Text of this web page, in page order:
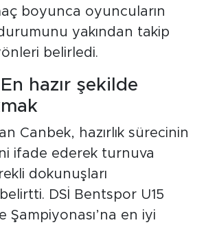
boyunca oyuncuların
yakından takip
belirledi.
hazır şekilde
Canbek, hazırlık sürecinin
ifade ederek turnuva
dokunuşları
DSİ Bentspor U15
Şampiyonası’na en iyi